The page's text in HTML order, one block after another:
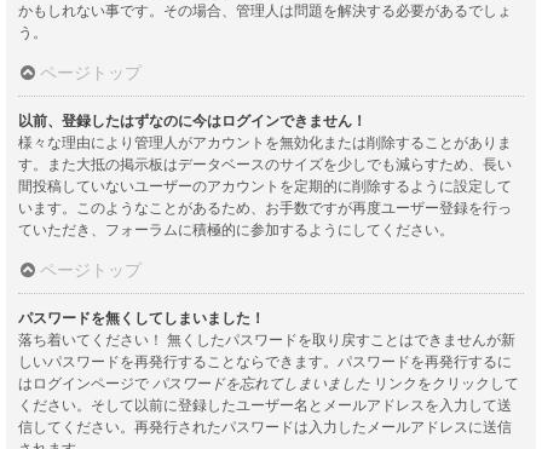
かもしれない事です。その場合、管理人は問題を解決する必要があるでしょ
う。
ページトップ
以前、登録したはずなのに今はログインできません！
様々な理由により管理人がアカウントを無効化または削除することがありま
す。また大抵の掲示板はデータベースのサイズを少しでも減らすため、長い
間投稿していないユーザーのアカウントを定期的に削除するように設定して
います。このようなことがあるため、お手数ですが再度ユーザー登録を行っ
ていただき、フォーラムに積極的に参加するようにしてください。
ページトップ
パスワードを無くしてしまいました！
落ち着いてください！ 無くしたパスワードを取り戻すことはできませんが新
しいパスワードを再発行することならできます。パスワードを再発行するに
はログインページで パスワードを忘れてしまいました リンクをクリックして
ください。そして以前に登録したユーザー名とメールアドレスを入力して送
信してください。再発行されたパスワードは入力したメールアドレスに送信